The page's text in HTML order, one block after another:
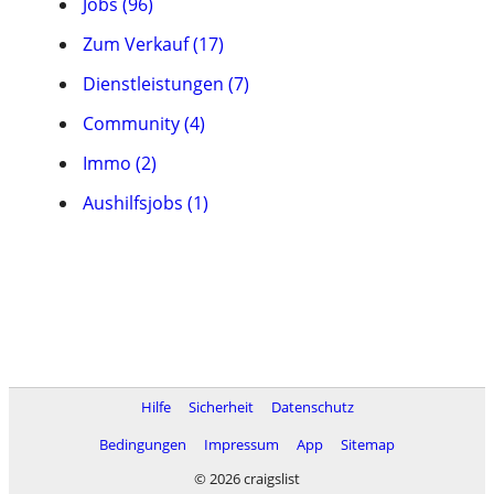
Zum Verkauf (17)
Dienstleistungen (7)
Community (4)
Immo (2)
Aushilfsjobs (1)
Hilfe Sicherheit
Datenschutz
Bedingungen
Impressum App
Sitemap
© 2026 craigslist